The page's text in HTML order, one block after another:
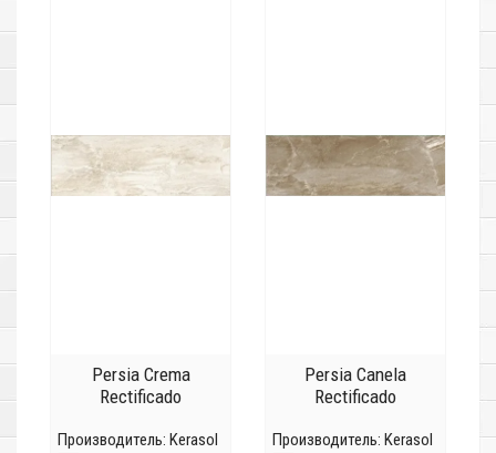
Persia Crema
Rectificado
Производитель: Kerasol
Persia Canela
Rectificado
Производитель: Kerasol